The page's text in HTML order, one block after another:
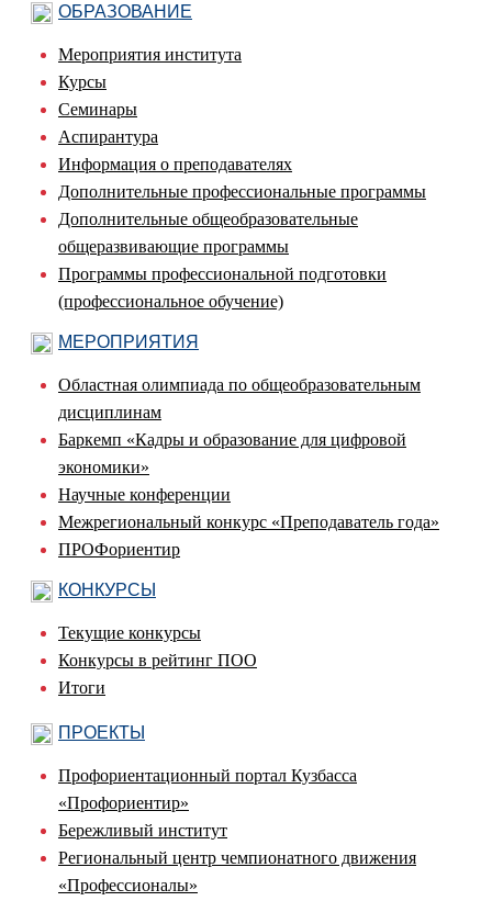
ОБРАЗОВАНИЕ
Мероприятия института
Курсы
Семинары
Аспирантура
Информация о преподавателях
Дополнительные профессиональные программы
Дополнительные общеобразовательные
общеразвивающие программы
Программы профессиональной подготовки
(профессиональное обучение)
МЕРОПРИЯТИЯ
Областная олимпиада по общеобразовательным
дисциплинам
Баркемп «Кадры и образование для цифровой
экономики»
Научные конференции
Межрегиональный конкурс «Преподаватель года»
ПРОФориентир
КОНКУРСЫ
Текущие конкурсы
Конкурсы в рейтинг ПОО
Итоги
ПРОЕКТЫ
Профориентационный портал Кузбасса
«Профориентир»
Бережливый институт
Региональный центр чемпионатного движения
«Профессионалы»